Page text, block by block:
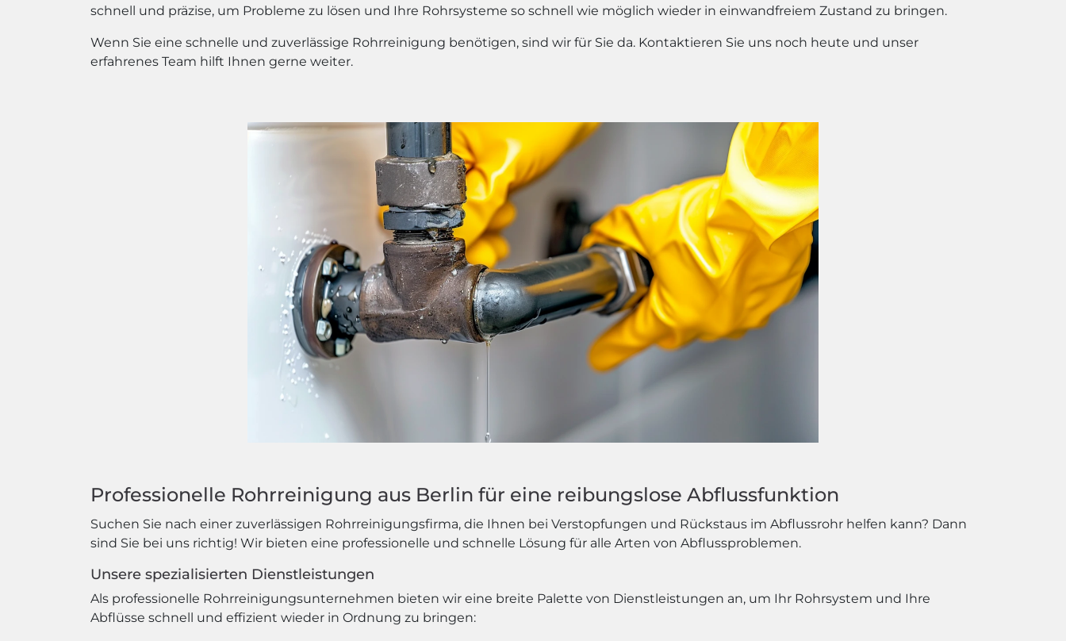
schnell und präzise, um Probleme zu lösen und Ihre Rohrsysteme so schnell wie möglich wieder in einwandfreiem Zustand zu bringen.
Wenn Sie eine schnelle und zuverlässige Rohrreinigung benötigen, sind wir für Sie da. Kontaktieren Sie uns noch heute und unser
erfahrenes Team hilft Ihnen gerne weiter.
Professionelle Rohrreinigung aus Berlin für eine reibungslose Abflussfunktion
Suchen Sie nach einer zuverlässigen Rohrreinigungsfirma, die Ihnen bei Verstopfungen und Rückstaus im Abflussrohr helfen kann? Dann
sind Sie bei uns richtig! Wir bieten eine professionelle und schnelle Lösung für alle Arten von Abflussproblemen.
Unsere spezialisierten Dienstleistungen
Als professionelle Rohrreinigungsunternehmen bieten wir eine breite Palette von Dienstleistungen an, um Ihr Rohrsystem und Ihre
Abflüsse schnell und effizient wieder in Ordnung zu bringen: